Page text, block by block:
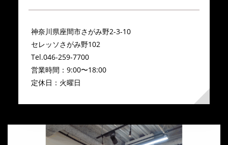
神奈川県座間市さがみ野2-3-10
セレッソさがみ野102
Tel.046-259-7700
営業時間：9:00〜18:00
定休日：火曜日